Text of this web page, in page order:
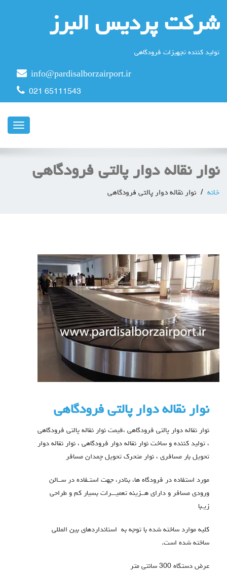
شرکت پردیس البرز
تولید کننده تجهیزات فرودگاهی
info@pardisalborzairport.ir
021 65111543
ناوبری
نوار نقاله دوار پالتی فرودگاهی
خانه نوار نقاله دوار پالتی فرودگاهی
نوار نقاله دوار پالتی فرودگاهی
نوار نقاله دوار پالتی فرودگاهی ،قیمت نوار نقاله پالتی فرودگاهی
، تولید کننده و ساخت نوار نقاله دوار فرودگاهی ، نوار نقاله دوار
تحویل بار مسافری ، نوار متحرک تحویل چمدان مسافر
مورد استفاده در فرودگاه ها، بنادر، جهت استـفاده در ســالن
ورودی مسافر و دارای هــزینه تعمیـــرات بسیار کم و طراحی
زیـبا
کلیه موارد ساخته شده با توجه به استانداردهای بین المللی
ساخته شده است.
عرض دستگاه 300 سانتی متر